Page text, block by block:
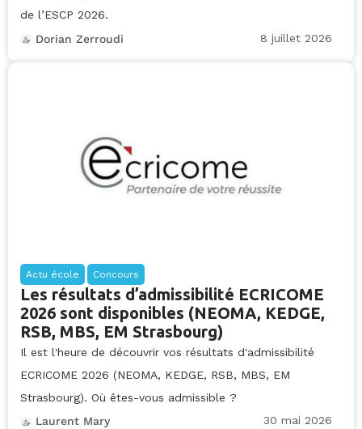
de l’ESCP 2026.
Dorian Zerroudi
8 juillet 2026
Actu école Concours
Les résultats d’admissibilité ECRICOME
2026 sont disponibles (NEOMA, KEDGE,
RSB, MBS, EM Strasbourg)
Il est l'heure de découvrir vos résultats d'admissibilité
ECRICOME 2026 (NEOMA, KEDGE, RSB, MBS, EM
Strasbourg). Où êtes-vous admissible ?
Laurent Mary
30 mai 2026